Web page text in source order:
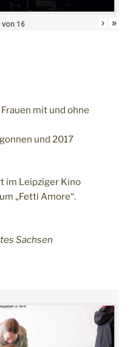
von 16 › »
mit und ohne
und 2017
im Leipziger Kino
„Fetti Amore“.
Sachsen